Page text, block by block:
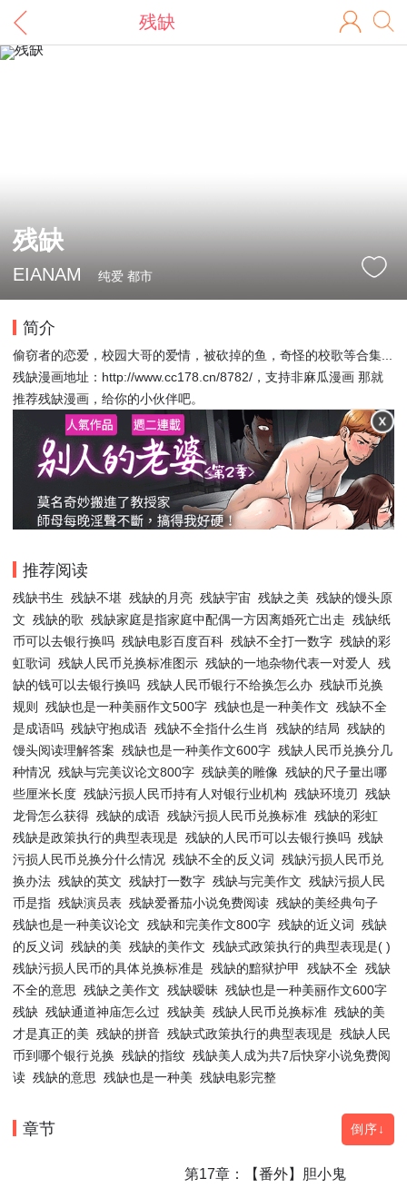
残缺
残缺
EIANAM 纯爱 都市
简介
偷窃者的恋爱，校园大哥的爱情，被砍掉的鱼，奇怪的校歌等合集...
残缺漫画地址：http://www.cc178.cn/8782/，支持非麻瓜漫画 那就
推荐残缺漫画，给你的小伙伴吧。
推荐阅读
残缺书生 残缺不堪 残缺的月亮 残缺宇宙 残缺之美 残缺的馒头原
文 残缺的歌 残缺家庭是指家庭中配偶一方因离婚死亡出走 残缺纸
币可以去银行换吗 残缺电影百度百科 残缺不全打一数字 残缺的彩
虹歌词 残缺人民币兑换标准图示 残缺的一地杂物代表一对爱人
残
缺的钱可以去银行换吗 残缺人民币银行不给换怎么办 残缺币兑换
规则
残缺也是一种美丽作文500字 残缺也是一种美作文 残缺不全
是成语吗 残缺守抱成语 残缺不全指什么生肖 残缺的结局 残缺的
馒头阅读理解答案 残缺也是一种美作文600字 残缺人民币兑换分几
种情况 残缺与完美议论文800字 残缺美的雕像 残缺的尺子量出哪
些厘米长度 残缺污损人民币持有人对银行业机构 残缺环境刃 残缺
龙骨怎么获得 残缺的成语 残缺污损人民币兑换标准 残缺的彩虹
残缺是政策执行的典型表现是 残缺的人民币可以去银行换吗 残缺
污损人民币兑换分什么情况 残缺不全的反义词 残缺污损人民币兑
换办法 残缺的英文 残缺打一数字 残缺与完美作文 残缺污损人民
币是指 残缺演员表 残缺爱番茄小说免费阅读 残缺的美经典句子
残缺也是一种美议论文 残缺和完美作文800字 残缺的近义词 残缺
的反义词 残缺的美 残缺的美作文 残缺式政策执行的典型表现是( )
残缺污损人民币的具体兑换标准是 残缺的黯狱护甲 残缺不全 残缺
不全的意思 残缺之美作文 残缺暧昧 残缺也是一种美丽作文600字
残缺 残缺通道神庙怎么过 残缺美 残缺人民币兑换标准 残缺的美
才是真正的美 残缺的拼音 残缺式政策执行的典型表现是 残缺人民
币到哪个银行兑换 残缺的指纹 残缺美人成为共7后快穿小说免费阅
读 残缺的意思 残缺也是一种美 残缺电影完整
章节 倒序↓
第17章：【番外】胆小鬼